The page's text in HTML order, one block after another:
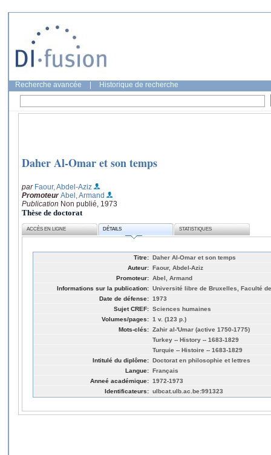
Recherche avancée Historique de recherche
Daher Al-Omar et son temps
par Faour, Abdel-Aziz
Promoteur Abel, Armand
Publication Non publié, 1973
Thèse de doctorat
ACCÈS EN LIGNE DÉTAILS STATISTIQUES
Titre: Daher Al-Omar et son temps
Auteur: Faour, Abdel-Aziz
Promoteur: Abel, Armand
Informations sur la publication: Université libre de Bruxelles, Faculté
Date de défense: 1973
Sujet CREF: Sciences humaines
Volumes/pages: 1 v. (123 p.)
Mots-clés: Zahir al-'Umar (active 1750-1775)
Turkey -- History -- 1683-1829
Turquie -- Histoire -- 1683-1829
Intitulé du diplôme: Doctorat en philosophie et lettres
Langue: Français
Anneé académique: 1972-1973
Identificateurs: ulbcat.ulb.ac.be:991323